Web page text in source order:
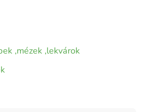
,mézek ,lekvárok